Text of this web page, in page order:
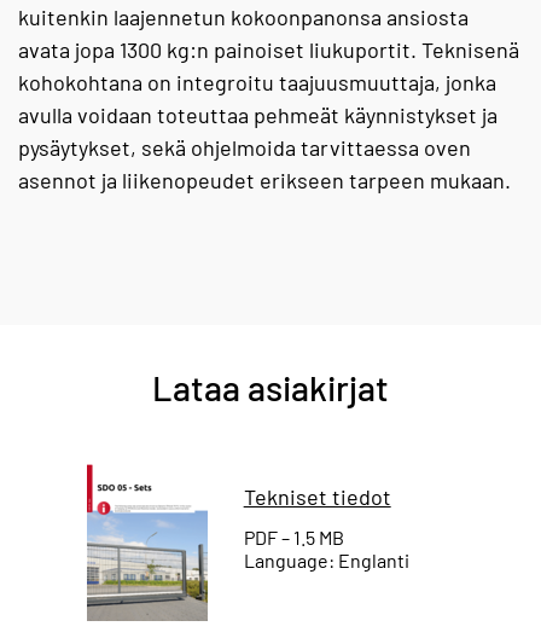
kuitenkin laajennetun kokoonpanonsa ansiosta
avata jopa 1300 kg:n painoiset liukuportit. Teknisenä
kohokohtana on integroitu taajuusmuuttaja, jonka
avulla voidaan toteuttaa pehmeät käynnistykset ja
pysäytykset, sekä ohjelmoida tarvittaessa oven
asennot ja liikenopeudet erikseen tarpeen mukaan.
Lataa asiakirjat
Tekniset tiedot
PDF – 1.5 MB
Language: Englanti